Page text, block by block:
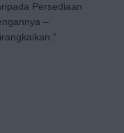
Persediaan
–